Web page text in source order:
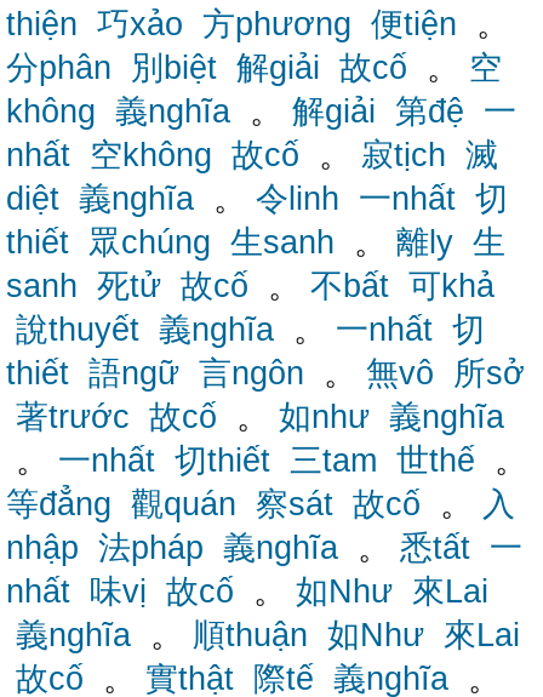
thiện 巧xảo 方phương 便tiện 。
分phân
別biệt 解giải 故cố 。 空
không 義nghĩa 。 解giải 第đệ 一
nhất 空không 故cố 。 寂tịch 滅
diệt 義nghĩa 。 令linh 一nhất 切
thiết 眾chúng 生sanh 。 離ly 生
sanh 死tử 故cố 。 不bất 可khả
說thuyết 義nghĩa 。 一nhất 切
thiết 語ngữ 言ngôn 。 無vô
所sở
著trước 故cố 。 如như 義nghĩa
。 一nhất 切thiết 三tam 世thế 。
等đẳng 觀quán 察sát 故cố 。
入
nhập 法pháp 義nghĩa 。 悉tất 一
nhất 味vị 故cố 。 如Như 來Lai
義nghĩa 。 順thuận 如Như 來Lai
故cố 。 實thật 際tế 義nghĩa 。